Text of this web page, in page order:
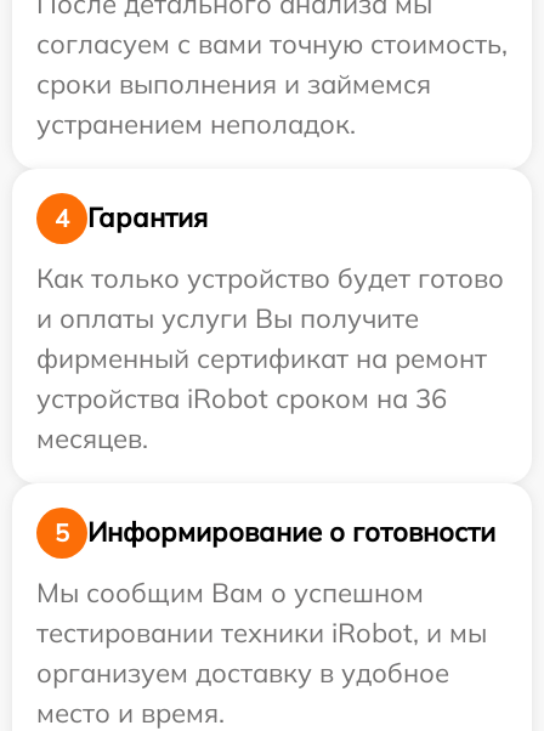
согласуем с вами точную стоимость,
сроки выполнения и займемся
устранением неполадок.
4
Гарантия
Как только устройство будет готово
и оплаты услуги Вы получите
фирменный сертификат на ремонт
устройства iRobot сроком на 36
месяцев.
5
Информирование о готовности
Мы сообщим Вам о успешном
тестировании техники iRobot, и мы
организуем доставку в удобное
место и время.